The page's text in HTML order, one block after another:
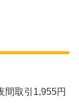
間取引1,955円